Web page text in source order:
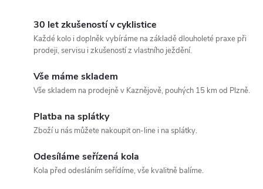
30 let zkušeností v cyklistice
Každé kolo i doplněk vybíráme na základě dlouholeté praxe při
prodeji, servisu i zkušeností z vlastního ježdění.
Vše máme skladem
Vše skladem na prodejně v Kaznějově, pouhých 15 km od Plzně.
Platba na splátky
Zboží u nás můžete nakoupit on-line i na splátky.
Odesíláme seřízená kola
Kola před odesláním seřídíme, vše kvalitně balíme.